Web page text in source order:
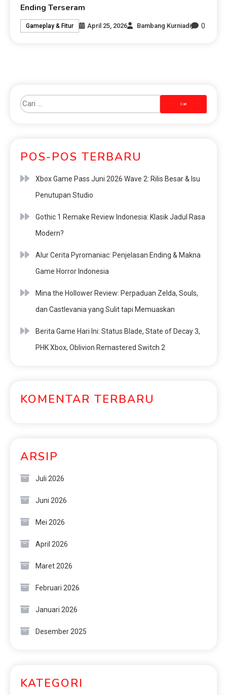
Ending Terseram
Gameplay & Fitur April 25, 2026 Bambang Kurniadi 0
POS-POS TERBARU
Xbox Game Pass Juni 2026 Wave 2: Rilis Besar & Isu
Penutupan Studio
Gothic 1 Remake Review Indonesia: Klasik Jadul Rasa
Modern?
Alur Cerita Pyromaniac: Penjelasan Ending & Makna
Game Horror Indonesia
Mina the Hollower Review: Perpaduan Zelda, Souls,
dan Castlevania yang Sulit tapi Memuaskan
Berita Game Hari Ini: Status Blade, State of Decay 3,
PHK Xbox, Oblivion Remastered Switch 2
KOMENTAR TERBARU
ARSIP
Juli 2026
Juni 2026
Mei 2026
April 2026
Maret 2026
Februari 2026
Januari 2026
Desember 2025
KATEGORI